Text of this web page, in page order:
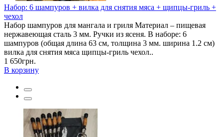
Набор: 6 шампуров + вилка для снятия мяса + щипцы-гриль +
чехол
Набор шампуров для мангала и гриля Материал – пищевая
нержавеющая сталь 3 мм. Ручки из ясеня. В наборе: 6
шампуров (общая длина 63 см, толщина 3 мм. ширина 1.2 см)
вилка для снятия мяса щипцы-гриль чехол..
1 650грн.
В корзину